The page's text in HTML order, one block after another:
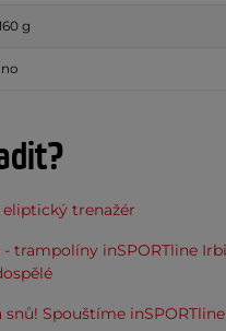
g
trenažér
trampolíny inSPORTline
Spouštíme inSPORTline